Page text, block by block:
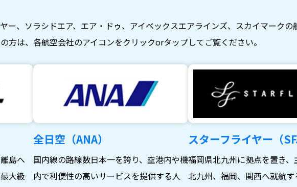
ー、ソラシドエア、エア・ドゥ、アイベックスエアラインズ、スカイマークの
方は、各航空会社のアイコンをクリックorタップしてご覧ください。
島へ
大級
全日空（ANA）
国内線の路線数日本一を誇り、空港内や機
内で利便性の高いサービスを提供する人
スターフライヤー（
福岡県北九州に拠点を置き、
北九州、福岡、関西へ就航